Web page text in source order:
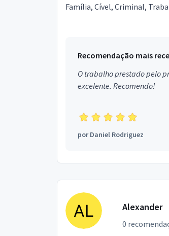
Família, Cível, Criminal,
Recomendação mais
O trabalho prestado pelo
excelente. Recomendo!
porDaniel Rodriguez
Alexander
0